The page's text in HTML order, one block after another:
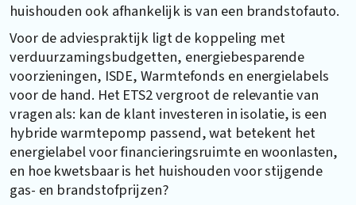
huishouden ook afhankelijk is van een brandstofauto.
Voor de adviespraktijk ligt de koppeling met
verduurzamingsbudgetten, energiebesparende
voorzieningen, ISDE, Warmtefonds en energielabels
voor de hand. Het ETS2 vergroot de relevantie van
vragen als: kan de klant investeren in isolatie, is een
hybride warmtepomp passend, wat betekent het
energielabel voor financieringsruimte en woonlasten,
en hoe kwetsbaar is het huishouden voor stijgende
gas- en brandstofprijzen?